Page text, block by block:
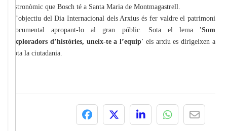
astronòmic que Bosch té a Santa Maria de Montmagastrell.
L’objectiu del Dia Internacional dels Arxius és fer valdre el patrimoni
documental apropant-lo al gran públic. Sota el lema'Som
exploradors d’històries, uneix-te a l’equip' els arxiu es dirigeixen a
tota la ciutadania.